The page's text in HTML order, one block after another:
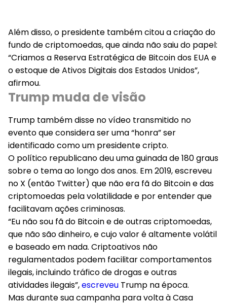
Além disso, o presidente também citou a criação do
fundo de criptomoedas, que ainda não saiu do papel:
“Criamos a Reserva Estratégica de Bitcoin dos EUA e
o estoque de Ativos Digitais dos Estados Unidos”,
afirmou.
Trump muda de visão
Trump também disse no vídeo transmitido no
evento que considera ser uma “honra” ser
identificado como um presidente cripto.
O político republicano deu uma guinada de 180 graus
sobre o tema ao longo dos anos. Em 2019, escreveu
no X (então Twitter) que não era fã do Bitcoin e das
criptomoedas pela volatilidade e por entender que
facilitavam ações criminosas.
“Eu não sou fã do Bitcoin e de outras criptomoedas,
que não são dinheiro, e cujo valor é altamente volátil
e baseado em nada. Criptoativos não
regulamentados podem facilitar comportamentos
ilegais, incluindo tráfico de drogas e outras
atividades ilegais”,escreveu Trump na época.
Mas durante sua campanha para volta à Casa